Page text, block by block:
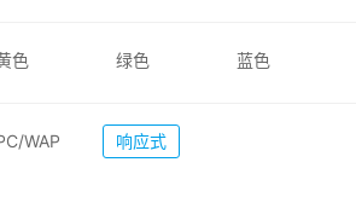
色 绿色 蓝色
WAP 响应式